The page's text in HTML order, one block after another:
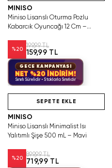
MINISO
Miniso Lisanslı Oturma Pozlu
Kabarcık Oyuncağı 12 Cm –
%20
199,99 TL
159,99 TL
GECE KAMPANYASI
NET %20 İNDİRİM!
Sınırlı Sürelidir • Stoklarla Sınırlıdır
SEPETE EKLE
MINISO
Miniso Lisanslı Minimalist Isı
Yalıtımlı Şişe 500 mL – Mavi
%20
899,99 TL
719,99 TL